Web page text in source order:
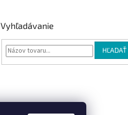
Vyhľadávanie
HĽADAŤ